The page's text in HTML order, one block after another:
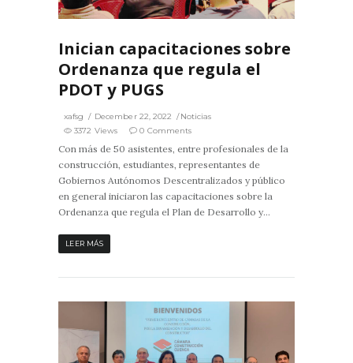
Inician capacitaciones sobre
Ordenanza que regula el
PDOT y PUGS
xafsg December 22, 2022
Noticias
3372 Views
0 Comments
Con más de 50 asistentes, entre profesionales de la
construcción, estudiantes, representantes de
Gobiernos Autónomos Descentralizados y público
en general iniciaron las capacitaciones sobre la
Ordenanza que regula el Plan de Desarrollo y...
LEER MÁS